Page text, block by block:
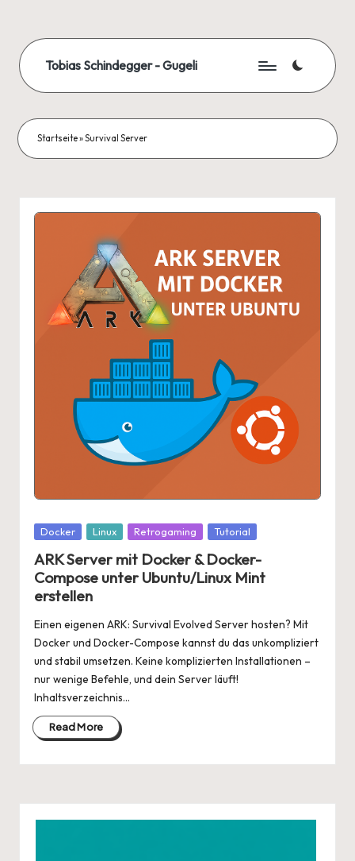
content
Tobias Schindegger - Gugeli
Startseite»Survival Server
Posted
Docker Linux Retrogaming Tutorial
ARK Server mit Docker & Docker-
Compose unter Ubuntu/Linux Mint
erstellen
Einen eigenen ARK: Survival Evolved Server hosten? Mit
Docker und Docker-Compose kannst du das unkompliziert
und stabil umsetzen. Keine komplizierten Installationen –
nur wenige Befehle, und dein Server läuft!
Inhaltsverzeichnis…
Read More